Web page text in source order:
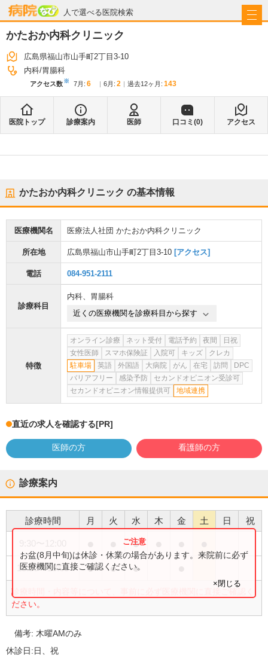
人で選べる医院検索
病院なび
かたおか内科クリニック
広島県福山市山手町2丁目3-10
内科 胃腸科
アクセス数※ 7月 : 6 6月 : 2 過去12ヶ月: 143
医院トップ 診療案内 医師 口コミ(0) アクセス
かたおか内科クリニック の基本情報
医療機関名 医療法人社団 かたおか内科クリニック
所在地 広島県福山市山手町2丁目3-10 [アクセス]
電話 084-951-2111
診療科目
内科、 胃腸科
近くの医療機関を診療科目から探す
特徴
オンライン診療 ネット受付 電話予約 夜間
日祝
女性医師
スマホ保険証 入院可 キッズ
クレカ
駐車場
英語 外国語 大病院 がん 在宅 訪問
DPC
バリアフリー
感染予防
セカンドオピニオン受診可
セカンドオピニオン情報提供可
地域連携
直近の求人を確認する[PR]
医師の方 看護師の方
診療案内
診療時間 月 火 水 木 金 土 日 祝
●
15:30〜18:00 ● ● ●
診療時間・内容等について、事前に必ず医療機関に直接ご確認く
ださい。
お盆(8月中旬)は休診・休業の場合があります。来院前に必ず
医療機関に直接ご確認ください。
×閉じる
備考: 木曜AMのみ
休診日:日、祝